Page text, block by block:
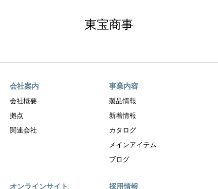
東宝商事
会社案内
会社概要
拠点
関連会社
事業内容
製品情報
新着情報
カタログ
メインアイテム
ブログ
オンラインサイト 採用情報